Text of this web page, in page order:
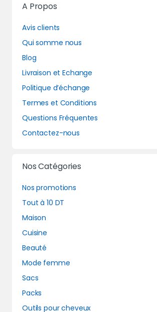
A Propos
Avis clients
Qui somme nous
Blog
Livraison et Echange
Politique d’échange
Termes et Conditions
Questions Fréquentes
Contactez-nous
Nos Catégories
Nos promotions
Tout à 10 DT
Maison
Cuisine
Beauté
Mode femme
Sacs
Packs
Outils pour cheveux